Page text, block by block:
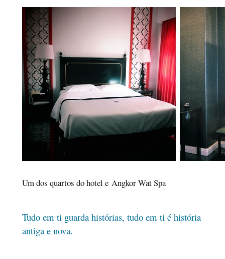
Um dos quartos do hotel e Angkor Wat Spa
Tudo em ti guarda histórias, tudo em ti é história
antiga e nova.